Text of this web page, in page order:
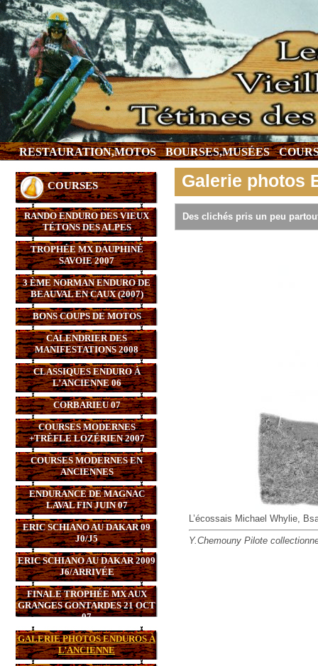
RESTAURATION,MOTOS BOURSES,MUSÉES
COURSES
RANDO ENDURO DES VIEUX
TÉTONS DES ALPES
TROPHÉE MX DAUPHINÉ
SAVOIE 2007
3 ÈME NORMAN ENDURO DE
BEAUVAL EN CAUX (2007)
BONS COUPS DE MOTOS
CALENDRIER DES
MANIFESTATIONS 2008
CLASSIQUES ENDURO À
L’ANCIENNE 06
CORBARIEU 07
COURSES MODERNES
+TRÈFLE LOZÉRIEN 2007
COURSES MODERNES EN
ANCIENNES
ENDURANCE DE MAGNAC
LAVAL FIN JUIN 07
ERIC SCHIANO AU DAKAR 09
J0/J5
ERIC SCHIANO AU DAKAR 2009
J6/ARRIVÉE
FINALE TROPHÉE MX AUX
GRANGES GONTARDES 21 OCT
07
GALERIE PHOTOS ENDUROS À
L’ANCIENNE
Galerie photos
Des clichés pris un peu
L’écossais Michael Whylie,
Y.Chemouny Pilote